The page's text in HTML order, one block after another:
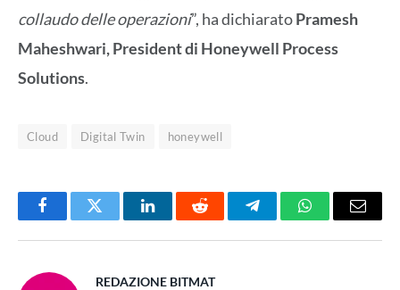
collaudo delle operazioni”, ha dichiaratoPramesh
Maheshwari, President di Honeywell Process
Solutions.
Cloud Digital Twin honeywell
FacebookTwitter LinkedInReddit TelegramWhatsAppEmail
REDAZIONE BITMAT